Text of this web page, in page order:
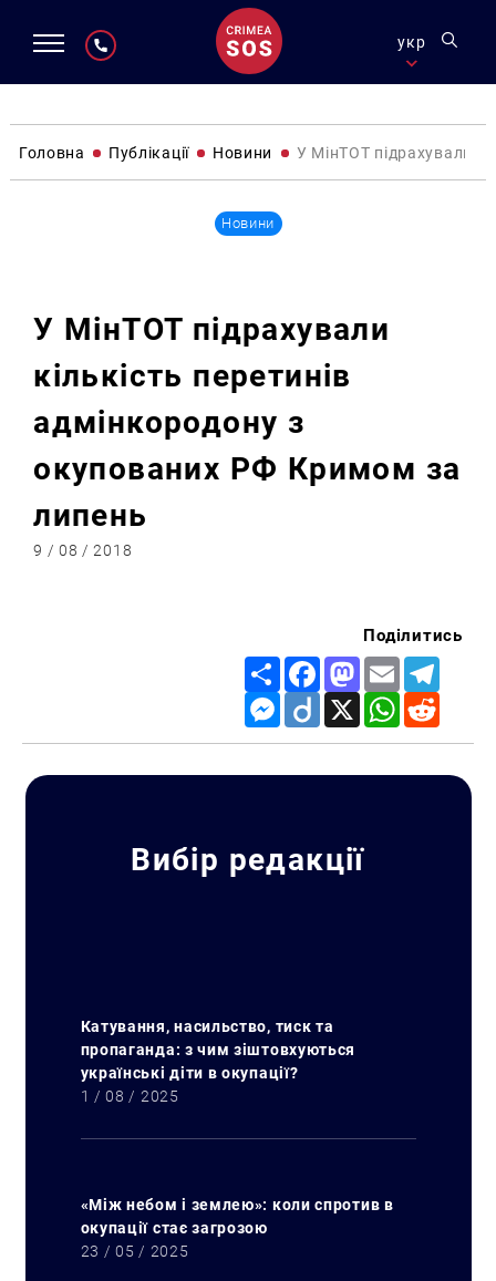
укр
Головна Публікації Новини У МінТОТ підрахували
Новини
У МінТОТ підрахували
кількість перетинів
адмінкородону з
окупованих РФ Кримом за
липень
9 / 08 / 2018
Поділитись
Share FacebookMastodon
Email
Messenger
Diigo X WhatsApp
Вибір редакції
Катування, насильство, тиск та
пропаганда: з чим зіштовхуються
українські діти в окупації?
1 / 08 / 2025
«Між небом і землею»: коли спротив в
окупації стає загрозою
23 / 05 / 2025